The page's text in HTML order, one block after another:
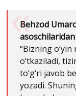
Behzod
“Bizning
o‘tkaziladi,
to‘g‘ri javob
yozadi.